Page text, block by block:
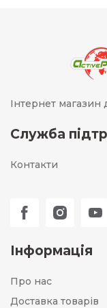
Інтернет магазин
Служба
Контакти
Інформація
Про нас
Доставка товарів